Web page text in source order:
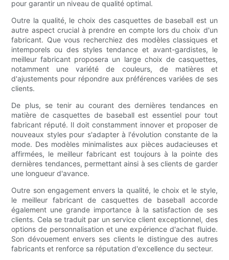
pour garantir un niveau de qualité optimal.
Outre la qualité, le choix des casquettes de baseball est un
autre aspect crucial à prendre en compte lors du choix d'un
fabricant. Que vous recherchiez des modèles classiques et
intemporels ou des styles tendance et avant-gardistes, le
meilleur fabricant proposera un large choix de casquettes,
notamment une variété de couleurs, de matières et
d'ajustements pour répondre aux préférences variées de ses
clients.
De plus, se tenir au courant des dernières tendances en
matière de casquettes de baseball est essentiel pour tout
fabricant réputé. Il doit constamment innover et proposer de
nouveaux styles pour s'adapter à l'évolution constante de la
mode. Des modèles minimalistes aux pièces audacieuses et
affirmées, le meilleur fabricant est toujours à la pointe des
dernières tendances, permettant ainsi à ses clients de garder
une longueur d'avance.
Outre son engagement envers la qualité, le choix et le style,
le meilleur fabricant de casquettes de baseball accorde
également une grande importance à la satisfaction de ses
clients. Cela se traduit par un service client exceptionnel, des
options de personnalisation et une expérience d'achat fluide.
Son dévouement envers ses clients le distingue des autres
fabricants et renforce sa réputation d'excellence du secteur.